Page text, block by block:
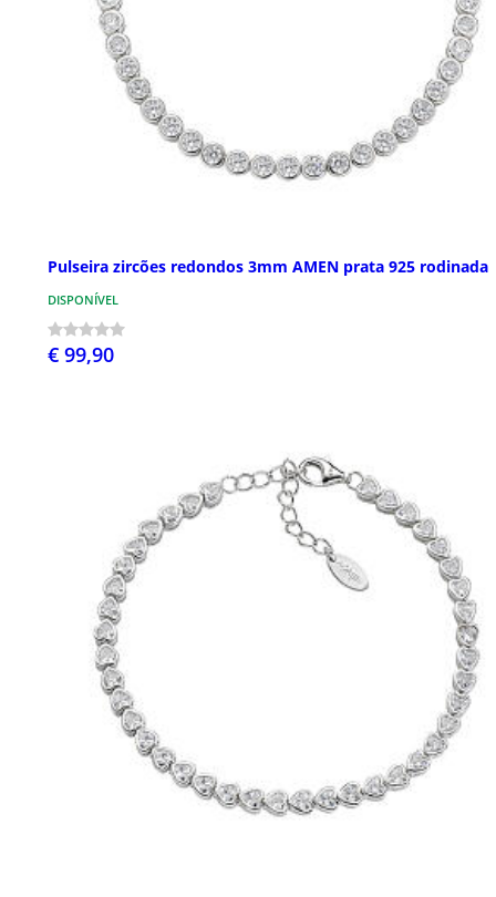
Pulseira zircões redondos 3mm AMEN prata 925 rodinada
DISPONÍVEL
€ 99,90